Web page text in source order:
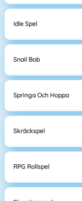
Idle Spel
Snail Bob
Springa Och Hoppa
Skräckspel
RPG Rollspel